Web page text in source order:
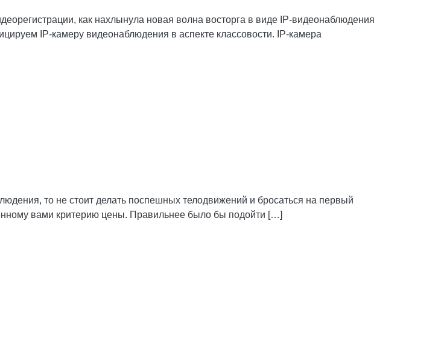
как нахлынула новая волна восторга в виде IP-видеонаблюдения
IP-камеру видеонаблюдения в аспекте классовости. IP-камера
то не стоит делать поспешных телодвижений и бросаться на первый
вами критерию цены. Правильнее было бы подойти […]